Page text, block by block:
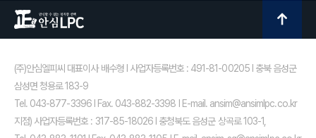
(주)안심엘피씨 대표이사 배수형 I 사업자등록번호 : 491-81-00205 I 충북 음성군
삼성면 청용로 183-9
Tel. 043-877-3396 I Fax. 043-882-3398 I E-mail. ansim@ansimlpc.co.kr
지점) 사업자등록번호 : 317-85-18026 I 충청북도 음성군 상곡로 103-1,